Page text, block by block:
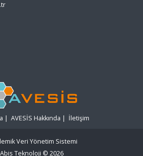
| AVESİS Hakkında | İletişim
Veri Yönetim Sistemi
Abis Teknoloji © 2026